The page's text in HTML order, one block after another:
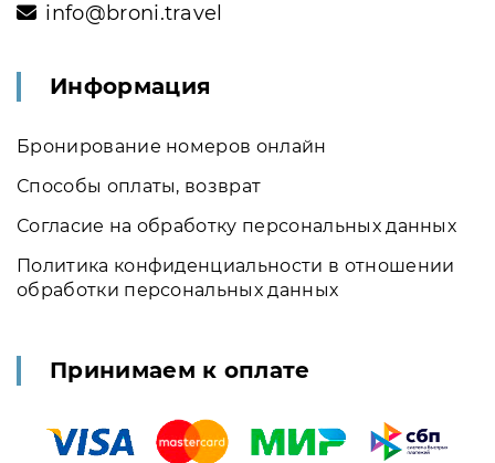
info@broni.travel
Информация
Бронирование номеров онлайн
Способы оплаты, возврат
Согласие на обработку персональных данных
Политика конфиденциальности в отношении
обработки персональных данных
Принимаем к оплате